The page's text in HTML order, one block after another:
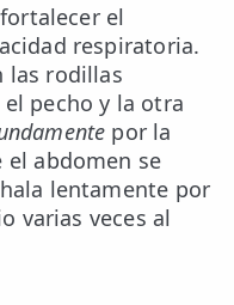
el
respiratoria.
las rodillas
pecho y la otra
por la
el abdomen se
lentamente por
varias veces al